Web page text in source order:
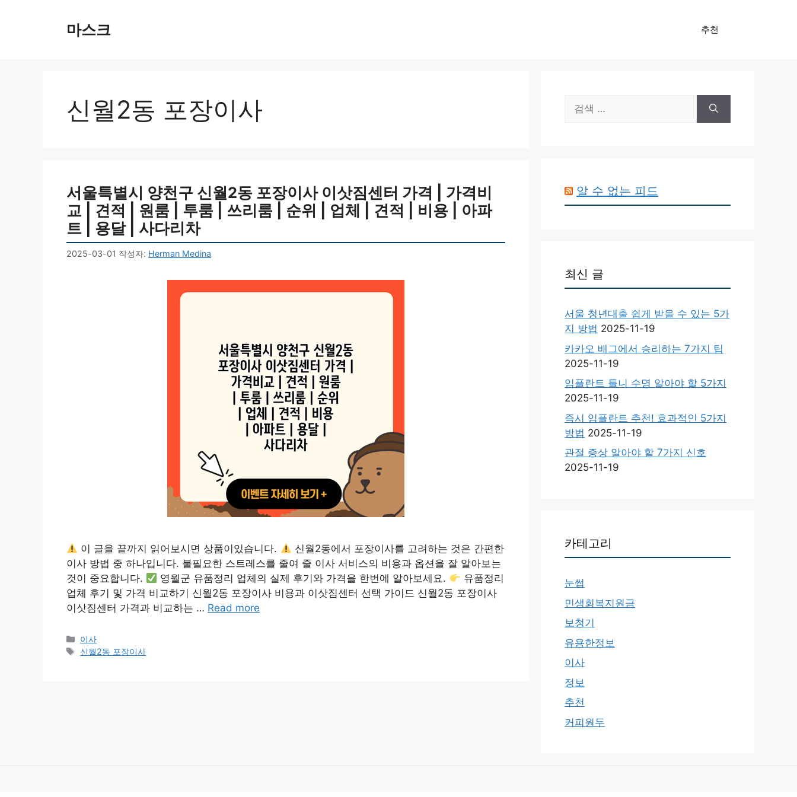
마스크 추천
신월2동 포장이사
서울특별시 양천구 신월2동 포장이사 이삿짐센터 가격 | 가격비
교 | 견적 | 원룸 | 투룸 | 쓰리룸 | 순위 | 업체 | 견적 | 비용 | 아파
트 | 용달 | 사다리차
2025-03-01 작성자: Herman Medina
이 글을 끝까지 읽어보시면 상품이있습니다.
신월2동에서 포장이사를 고려하는 것은 간편한
이사 방법 중 하나입니다. 불필요한 스트레스를 줄여 줄 이사 서비스의 비용과 옵션을 잘 알아보는
것이 중요합니다.
영월군 유품정리 업체의 실제 후기와 가격을 한번에 알아보세요.
유품정리
업체 후기 및 가격 비교하기 신월2동 포장이사 비용과 이삿짐센터 선택 가이드 신월2동 포장이사
이삿짐센터 가격과 비교하는 … Read more
카
테
이사
태
신월2동 포장이사
색:
알 수 없는 피드
최신 글
서울 청년대출 쉽게 받을 수 있는 5가
지 방법 2025-11-19
카카오 배그에서 승리하는 7가지 팁
2025-11-19
임플란트 틀니 수명 알아야 할 5가지
2025-11-19
즉시 임플란트 추천! 효과적인 5가지
방법 2025-11-19
관절 증상 알아야 할 7가지 신호
2025-11-19
카테고리
눈썹
민생회복지원금
보청기
유용한정보
이사
정보
추천
커피원두